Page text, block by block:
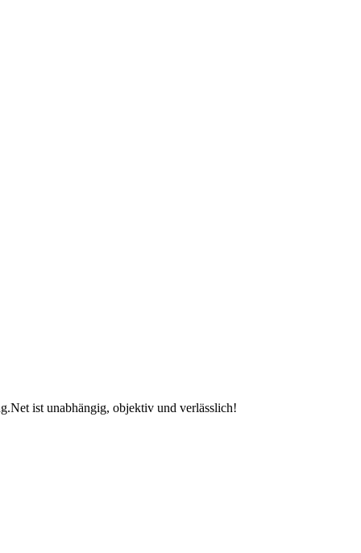
ist unabhängig, objektiv und verlässlich!